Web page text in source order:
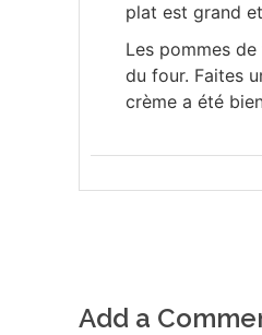
plat est grand
Les pommes
du four. Faites
crème a été
Add a